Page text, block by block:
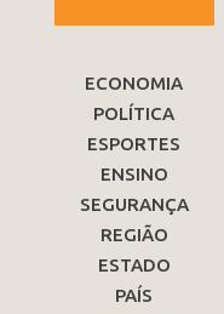
ECONOMIA
POLÍTICA
ESPORTES
ENSINO
SEGURANÇA
REGIÃO
ESTADO
PAÍS